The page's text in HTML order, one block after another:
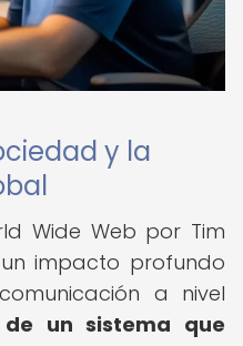
y la
Wide Web por Tim
impacto profundo
a nivel
un sistema que